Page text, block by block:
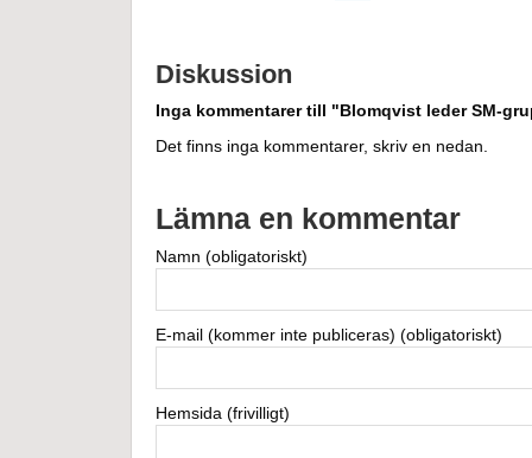
Diskussion
Inga kommentarer till "Blomqvist leder SM-
Det finns inga kommentarer, skriv en nedan.
Lämna en kommentar
Namn (obligatoriskt)
E-mail (kommer inte publiceras) (obligatoriskt)
Hemsida (frivilligt)